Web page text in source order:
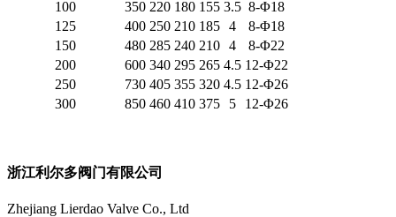
100
350 220 180 155 3.5 8-Φ18
125
400 250 210 185 4
8-Φ18
150
480 285 240 210 4
8-Φ22
200
600 340 295 265 4.5 12-Φ22
250
730 405 355 320 4.5 12-Φ26
300
850 460 410 375 5 12-Φ26
浙江利尔多阀门有限公司
Zhejiang Lierdao Valve Co., Ltd